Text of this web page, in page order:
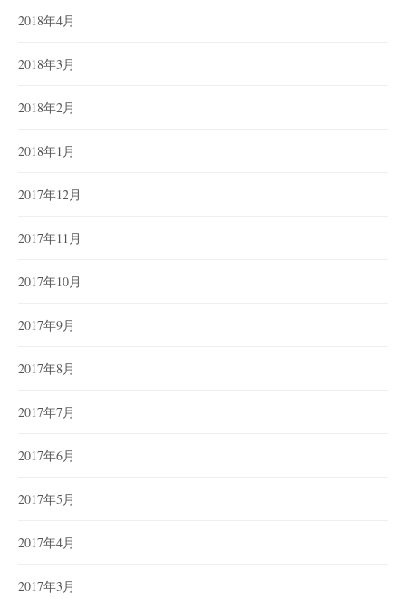
2018年4月
2018年3月
2018年2月
2018年1月
2017年12月
2017年11月
2017年10月
2017年9月
2017年8月
2017年7月
2017年6月
2017年5月
2017年4月
2017年3月